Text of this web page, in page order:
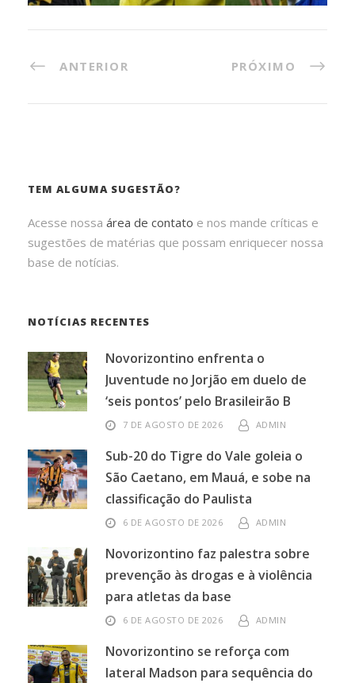
ANTERIOR PRÓXIMO
TEM ALGUMA SUGESTÃO?
Acesse nossa área de contato e nos mande críticas e
sugestões de matérias que possam enriquecer nossa
base de notícias.
NOTÍCIAS RECENTES
Novorizontino enfrenta o
Juventude no Jorjão em duelo de
‘seis pontos’ pelo Brasileirão B
7 DE AGOSTO DE 2026 ADMIN
Sub-20 do Tigre do Vale goleia o
São Caetano, em Mauá, e sobe na
classificação do Paulista
6 DE AGOSTO DE 2026 ADMIN
Novorizontino faz palestra sobre
prevenção às drogas e à violência
para atletas da base
6 DE AGOSTO DE 2026 ADMIN
Novorizontino se reforça com
lateral Madson para sequência do